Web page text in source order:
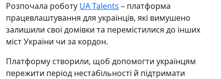
Розпочала роботу UA Talents – платформа
працевлаштування для українців, які вимушено
залишили свої домівки та перемістилися до інших
міст України чи за кордон.
Платформу створили, щоб допомогти українцям
пережити період нестабільності й підтримати